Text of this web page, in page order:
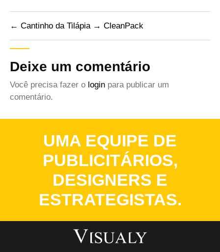
← Cantinho da Tilápia → CleanPack
Deixe um comentário
Você precisa fazer o login para publicar um
comentário.
UMA EQUIPE DE
PUBLICITÁRIOS,
DESIGNERS E
ESTRATEGISTAS.